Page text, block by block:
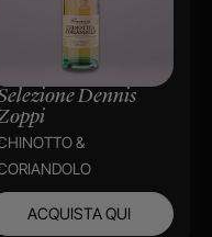
Dennis
&
ACQUISTA QUI